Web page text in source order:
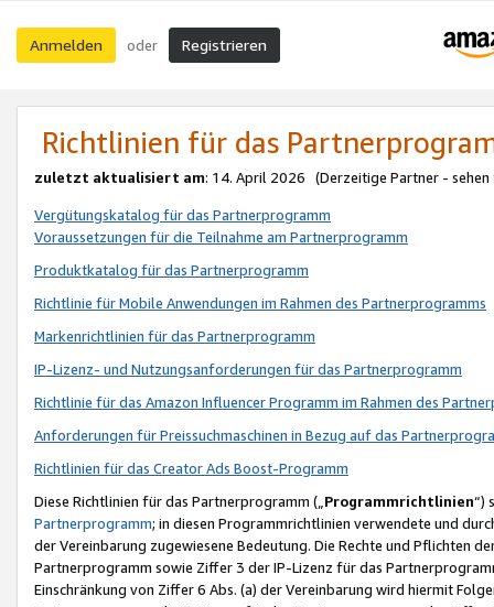
Anmelden oder Registrieren
Richtlinien für das
zuletzt aktualisiert am: 14. April 2026 (Derzeitige Partner - sehen
Vergütungskatalog für das Partnerprogramm
Voraussetzungen für die Teilnahme am Partnerprogramm
Produktkatalog für das Partnerprogramm
Richtlinie für Mobile Anwendungen im Rahmen des Partnerprogramms
Markenrichtlinien für das Partnerprogramm
IP-Lizenz- und Nutzungsanforderungen für das Partnerprogramm
Richtlinie für das Amazon Influencer Programm im Rahmen des
Anforderungen für Preissuchmaschinen in Bezug auf das
Richtlinien für das Creator Ads Boost-Programm
Diese Richtlinien für das Partnerprogramm („Programmrichtlinien“)
Partnerprogramm; in diesen Programmrichtlinien verwendete und
der Vereinbarung zugewiesene Bedeutung. Die Rechte und Pflichten
Partnerprogramm sowie Ziffer 3 der IP-Lizenz für das
Einschränkung von Ziffer 6 Abs. (a) der Vereinbarung wird hiermit